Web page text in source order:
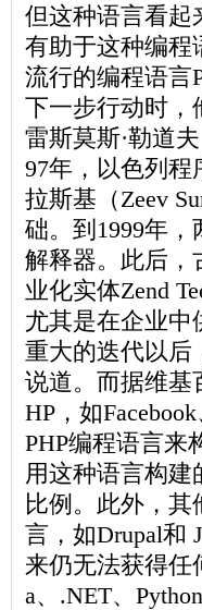
但这种语言看起
有助于这种编程
流行的编程语言
下一步行动时，
雷斯莫斯·勒道
97年，以色列程
拉斯基（Zeev
础。到1999年，
解释器。此后，
业化实体Zend
尤其是在企业中
重大的迭代以后
说道。而据维基
HP，如
PHP编程语言来
用这种语言构建
比例。此外，
言，如Drupal和
来仍无法获得任
a、.NET、